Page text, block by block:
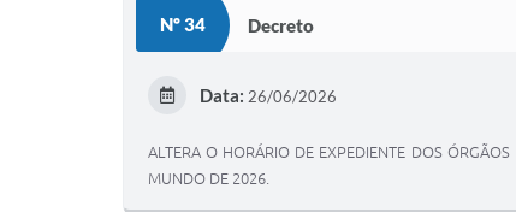
Nº 34 Decreto
Data: 26/06/2026
ALTERA O HORÁRIO DE EXPEDIENTE DOS
MUNDO DE 2026.